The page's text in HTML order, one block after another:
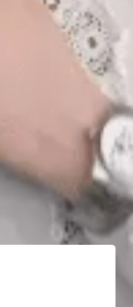
maternité
sommeil
neurolinguistique
Alimentaires
?
les TCA ?
TCA* ?
une personne